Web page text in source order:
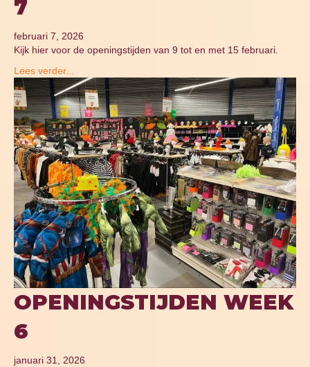
7
februari 7, 2026
Kijk hier voor de openingstijden van 9 tot en met 15 februari.
Lees verder...
OPENINGSTIJDEN WEEK
6
januari 31, 2026